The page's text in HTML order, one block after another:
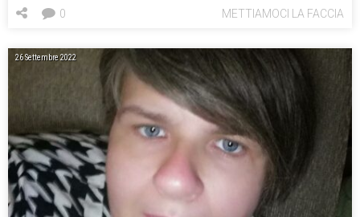
METTIAMOCI LA FACCIA
0
26 Settembre 2022